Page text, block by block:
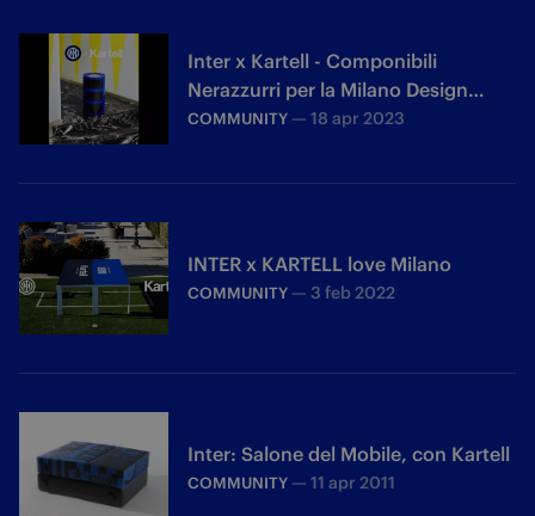
Inter x Kartell - Componibili
Nerazzurri per la Milano Design
Week
COMMUNITY — 18 apr 2023
INTER x KARTELL love Milano
COMMUNITY — 3 feb 2022
Inter: Salone del Mobile, con Kartell
COMMUNITY — 11 apr 2011